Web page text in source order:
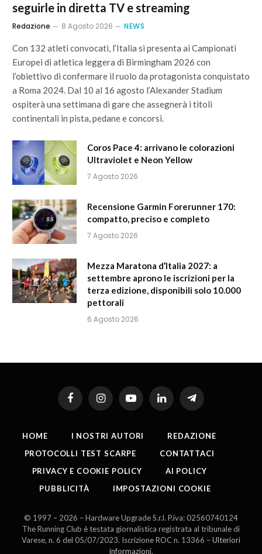
seguirle in diretta TV e streaming
Redazione 8 Agosto 2026 NEWS
Con 132 atleti convocati, l’Italia si presenta ai Campionati
Europei di atletica leggera di Birmingham 2026 con
l’obiettivo di confermare il ruolo da protagonista conquistato
a Roma 2024. Dal 10 al 16 agosto l’Alexander Stadium
ospiterà una settimana di gare che assegnerà i titoli
continentali in pista, pedane e concorsi.
Coros Pace 4: arrivano le colorazioni
Ultraviolet e Neon Yellow
7 Agosto 2026
Recensione Garmin Forerunner 170:
compatto, preciso e completo
7 Agosto 2026
Mezza Maratona d’Italia 2027: a
settembre aprono le iscrizioni per la
terza edizione, disponibili solo 10.000
pettorali
6 Agosto 2026
FacebookInstagramYouTubeLinkedIn Telegram
HOME I NOSTRI AUTORI
REDAZIONE
PROTOCOLLI TEST SCARPE
CONTATTACI
PRIVACY E COOKIE POLICY
AI POLICY
PUBBLICITÀ
IMPOSTAZIONI COOKIE
© 1997 – 2026 – Hardware Upgrade S.r.l. P.iva: 02560740124
The Running Club è testata giornalistica registrata al tribunale di
Varese, n. 6 del 05/07/2023. Iscrizione ROC n. 13366 –Ulteriori
informazioni.